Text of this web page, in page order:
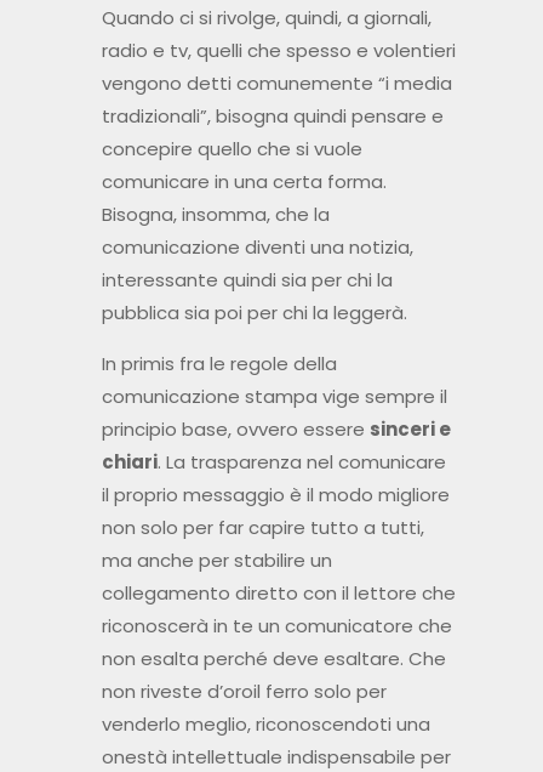
Quando ci si rivolge, quindi, a giornali,
radio e tv, quelli che spesso e volentieri
vengono detti comunemente “i media
tradizionali”, bisogna quindi pensare e
concepire quello che si vuole
comunicare in una certa forma.
Bisogna, insomma, che la
comunicazione diventi una notizia,
interessante quindi sia per chi la
pubblica sia poi per chi la leggerà.
In primis fra le regole della
comunicazione stampa vige sempre il
principio base, ovvero essere sinceri e
chiari. La trasparenza nel comunicare
il proprio messaggio è il modo migliore
non solo per far capire tutto a tutti,
ma anche per stabilire un
collegamento diretto con il lettore che
riconoscerà in te un comunicatore che
non esalta perché deve esaltare. Che
non riveste d’oroil ferro solo per
venderlo meglio, riconoscendoti una
onestà intellettuale indispensabile per